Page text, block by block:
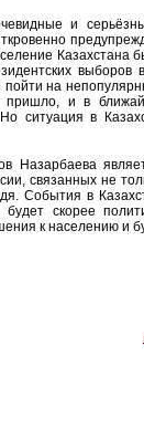
и
Казахстана
на
пришло, и в
ситуация в
Назарбаева
связанных не
События в
скорее
к населению и